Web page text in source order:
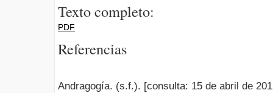
Texto completo:
PDF
Referencias
Andragogía. (s.f.). [consulta: 15 de abril de